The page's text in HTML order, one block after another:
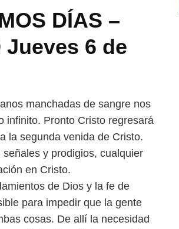
DÍAS –
Jueves 6 de
manchadas de sangre nos
infinito. Pronto Cristo regresará
la segunda venida de Cristo.
señales y prodigios, cualquier
en Cristo.
de Dios y la fe de
para impedir que la gente
cosas. De allí la necesidad